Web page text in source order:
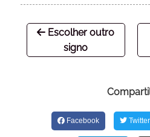
Escolher outro
signo
Facebook Twitter